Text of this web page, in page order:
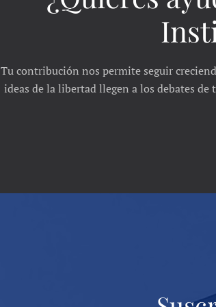
Tu contribución nos permite seguir
ideas de la libertad llegen a los debates de